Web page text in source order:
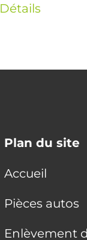
Détails
Plan du site
Accueil
Pièces autos
Enlèvement